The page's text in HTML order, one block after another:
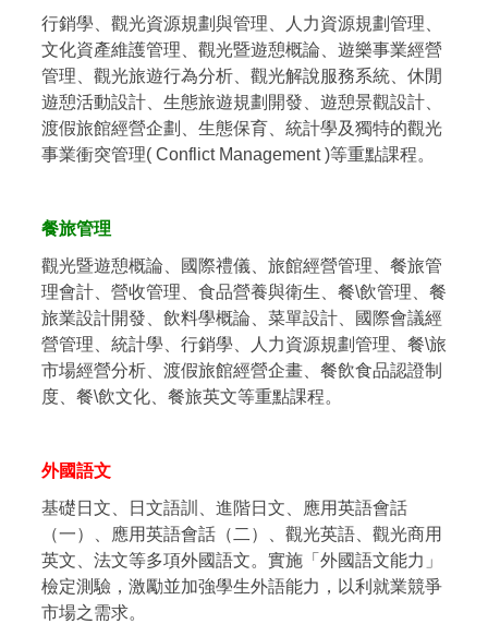
行銷學、觀光資源規劃與管理、人力資源規劃管理、
文化資產維護管理、觀光暨遊憩概論、遊樂事業經營
管理、觀光旅遊行為分析、觀光解說服務系統、休閒
遊憩活動設計、生態旅遊規劃開發、遊憩景觀設計、
渡假旅館經營企劃、生態保育、統計學及獨特的觀光
事業衝突管理( Conflict Management )等重點課程。
餐旅管理
觀光暨遊憩概論、國際禮儀、旅館經營管理、餐旅管
理會計、營收管理、食品營養與衛生、餐\飲管理、餐
旅業設計開發、飲料學概論、菜單設計、國際會議經
營管理、統計學、行銷學、人力資源規劃管理、餐\旅
市場經營分析、渡假旅館經營企畫、餐飲食品認證制
度、餐\飲文化、餐旅英文等重點課程。
外國語文
基礎日文、日文語訓、進階日文、應用英語會話
（一）、應用英語會話（二）、觀光英語、觀光商用
英文、法文等多項外國語文。實施「外國語文能力」
檢定測驗，激勵並加強學生外語能力，以利就業競爭
市場之需求。